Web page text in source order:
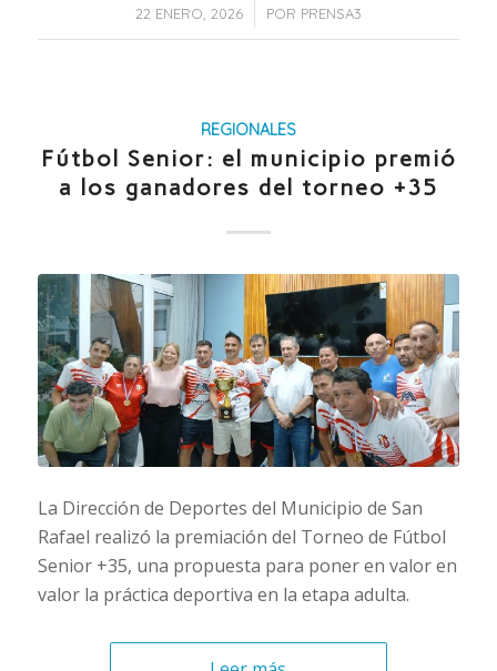
22 ENERO, 2026
/ POR PRENSA3
REGIONALES
Fútbol Senior: el municipio premió
a los ganadores del torneo +35
La Dirección de Deportes del Municipio de San
Rafael realizó la premiación del Torneo de Fútbol
Senior +35, una propuesta para poner en valor en
valor la práctica deportiva en la etapa adulta.